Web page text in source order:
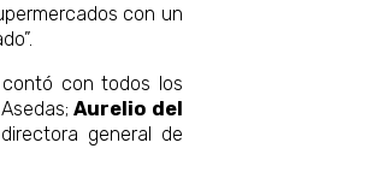
con un
con todos los
Aurelio del
general de